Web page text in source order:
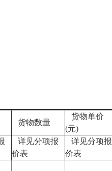
货物数量
货物单价
(元)
详见分项报
价表
详见分项报
价表